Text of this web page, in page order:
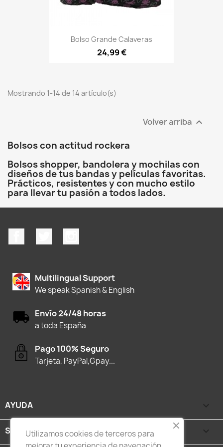
Bolso Grande Calaveras
24,99 €
Mostrando 1-14 de 14 artículo(s)
Volver arriba 
Bolsos con actitud rockera
Bolsos shopper, bandolera y mochilas con
diseños de tus bandas y películas favoritas.
Prácticos, resistentes y con mucho estilo
para llevar tu pasión a todos lados.
Multilingual Support
We speak Spanish & English
Envío 24/48 horas
a toda España
Pago 100% Seguro
Tarjeta, PayPal,Gpay...
AYUDA 
SEGURIDAD Y PRIVACIDAD 
Utilizamos cookies de terceros para